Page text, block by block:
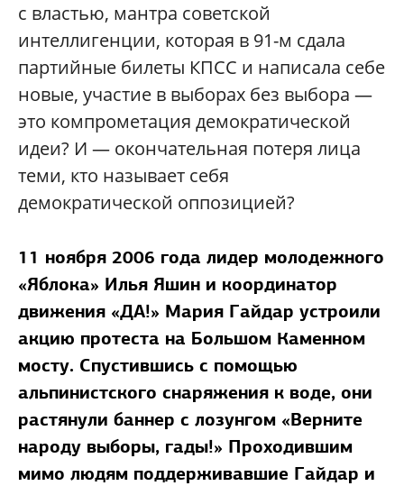
с властью, мантра советской
интеллигенции, которая в 91-м сдала
партийные билеты КПСС и написала себе
новые, участие в выборах без выбора —
это компрометация демократической
идеи? И — окончательная потеря лица
теми, кто называет себя
демократической оппозицией?
11 ноября 2006 года лидер молодежного
«Яблока» Илья Яшин и координатор
движения «ДА!» Мария Гайдар устроили
акцию протеста на Большом Каменном
мосту. Спустившись с помощью
альпинистского снаряжения к воде, они
растянули баннер с лозунгом «Верните
народу выборы, гады!» Проходившим
мимо людям поддерживавшие Гайдар и